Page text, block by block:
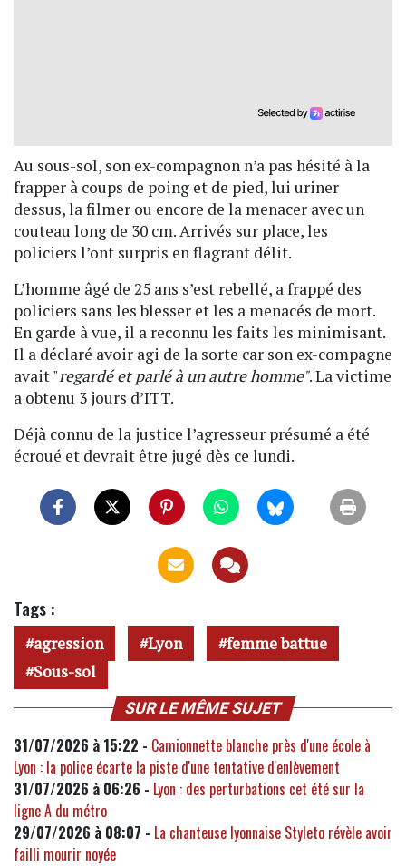
Au sous-sol, son ex-compagnon n’a pas hésité à la
frapper à coups de poing et de pied, lui uriner
dessus, la filmer ou encore de la menacer avec un
couteau long de 30 cm. Arrivés sur place, les
policiers l’ont surpris en flagrant délit.
L’homme âgé de 25 ans s’est rebellé, a frappé des
policiers sans les blesser et les a menacés de mort.
En garde à vue, il a reconnu les faits les minimisant.
Il a déclaré avoir agi de la sorte car son ex-compagne
avait "regardé et parlé à un autre homme". La victime
a obtenu 3 jours d’ITT.
Déjà connu de la justice l’agresseur présumé a été
écroué et devrait être jugé dès ce lundi.
Tags :
agression Lyon
femme battue
Sous-sol
SUR LE MÊME SUJET
31/07/2026 à 15:22 - Camionnette blanche près d'une école à
Lyon : la police écarte la piste d'une tentative d'enlèvement
31/07/2026 à 06:26 - Lyon : des perturbations cet été sur la
ligne A du métro
29/07/2026 à 08:07 - La chanteuse lyonnaise Styleto révèle avoir
failli mourir noyée